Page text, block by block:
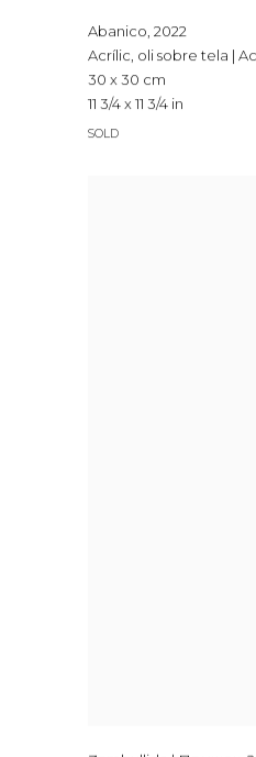
Abanico, 2022
Acrílic, oli sobre tela |
30 x 30 cm
11 3/4 x 11 3/4 in
SOLD